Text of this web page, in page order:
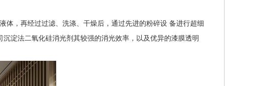
，再经过过滤、洗涤、干燥后，通过先进的粉碎设 备进行超细
淀法二氧化硅消光剂其较强的消光效率，以及优异的漆膜透明